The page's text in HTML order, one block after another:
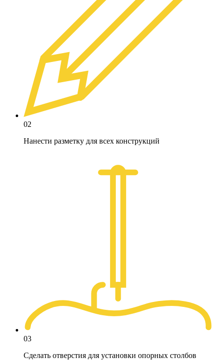
02
Нанести разметку для всех конструкций
03
Сделать отверстия для установки опорных столбов